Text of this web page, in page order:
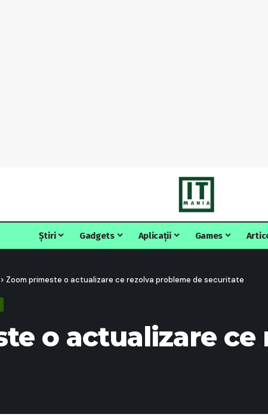
Știri Gadgets Aplicații Games
> Zoom primeste o actualizare ce rezolva probleme de securitate
o actualizare